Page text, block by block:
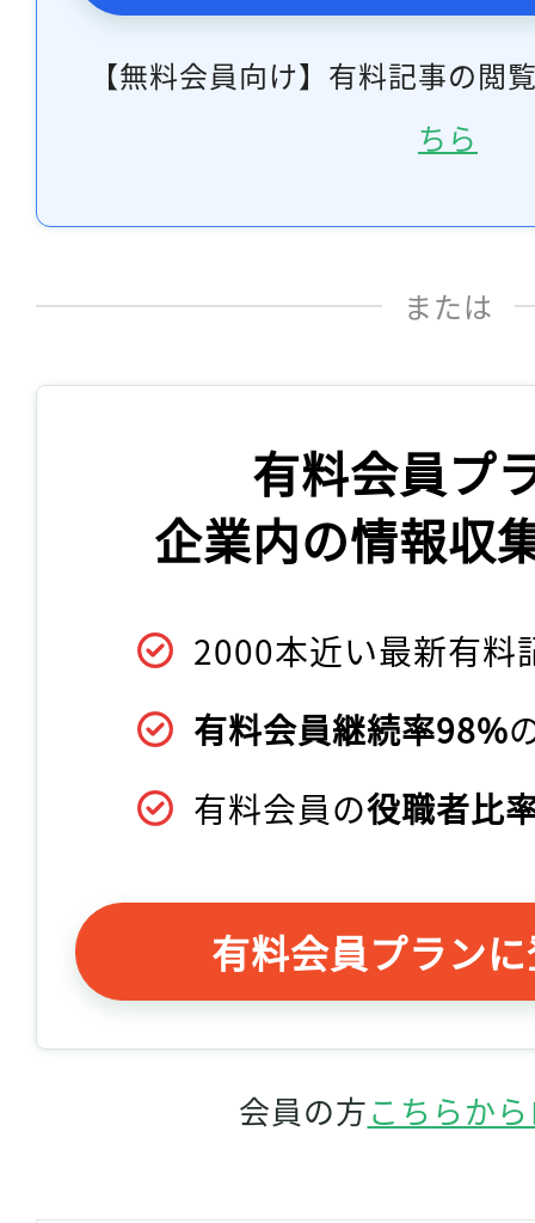
【無料会員向け】有料記事の閲
ちら
または
有料会員プ
企業内の情報収
2000本近い最新有料
有料会員継続率98%
有料会員の役職者比
有料会員プラン
会員の方こちらか